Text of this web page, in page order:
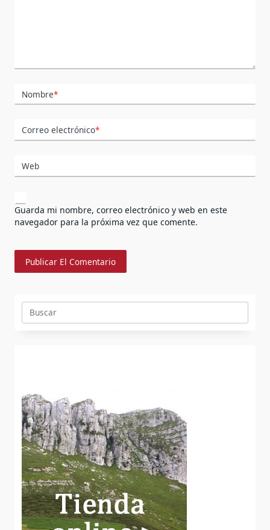
Nombre*
Correo electrónico*
Web
Guarda mi nombre, correo electrónico y web en este
navegador para la próxima vez que comente.
Buscar: